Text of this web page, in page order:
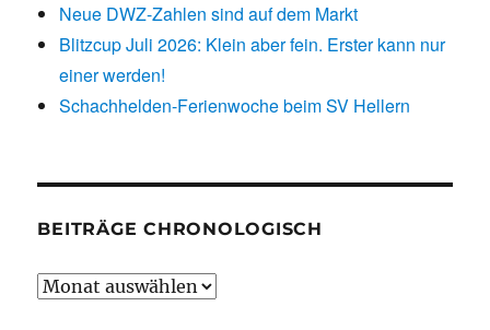
Neue DWZ-Zahlen sind auf dem Markt
Blitzcup Juli 2026: Klein aber fein. Erster kann nur
einer werden!
Schachhelden-Ferienwoche beim SV Hellern
BEITRÄGE CHRONOLOGISCH
Beiträge